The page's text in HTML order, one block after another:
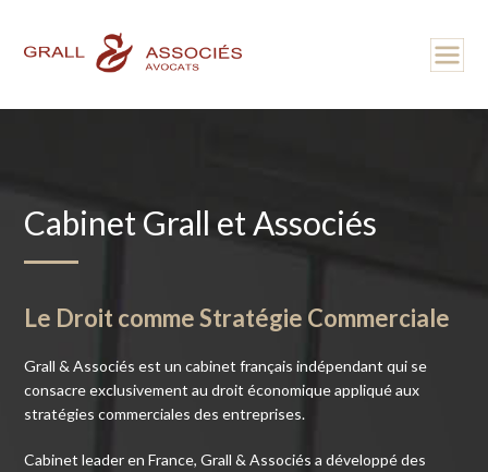
Cabinet Grall et Associés
Le Droit comme Stratégie Commerciale
Grall & Associés est un cabinet français indépendant qui se
consacre exclusivement au droit économique appliqué aux
stratégies commerciales des entreprises.
Cabinet leader en France, Grall & Associés a développé des